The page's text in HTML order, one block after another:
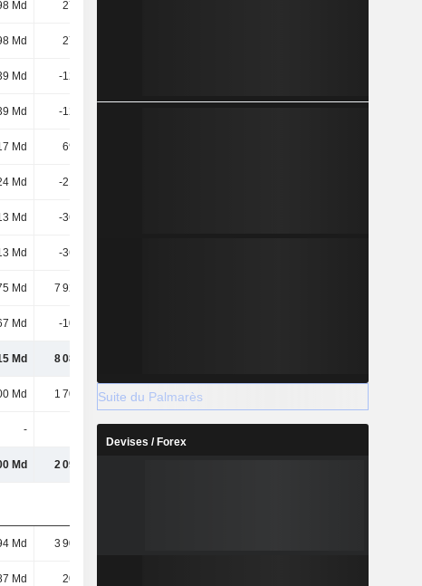
Md 275 Md
Md 275 Md
Md -125 Md
Md -125 Md
Md 699 Md
Md -213 Md
Md -362 Md
Md -362 Md
Md 7 921 Md
Md -107 Md
Md 8 088 Md
Md 1 707 Md -111 Md 1 279 Md
- -
Md 2 094 Md
Md 3 902 Md
Md 200 Md
Suite du Palmarès
Devises / Forex